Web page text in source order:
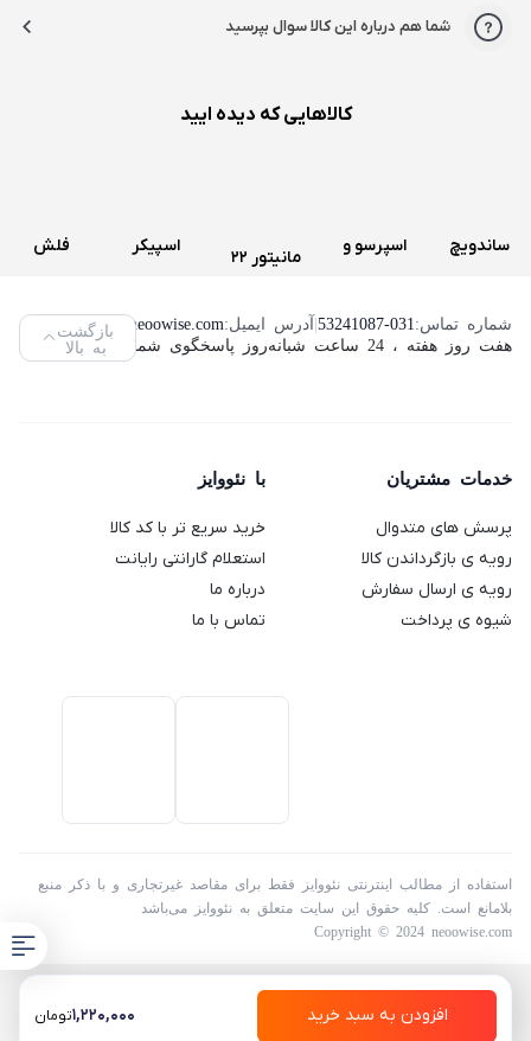
افزودن به سبد خرید 1,220,000تومان
شما هم درباره این کالا سوال بپرسید
کالاهایی که دیده ایید
ساندویچ
ساز کنوود
مدل
اسپرسو و
دولچه
Genio 2
مانیتور 22
مدل
اسپیکر
تسکو
مدل TS
فلش
ویکومن
مدل
شماره تماس: 53241087-031
|آدرس ایمیل:info@neoowise.com
هفت روز هفته ، 24 ساعت شبانه‌روز پاسخگوی شما هستیم.
بازگشت
به بالا
خدمات مشتریان
پرسش های متدوال
رویه ی بازگرداندن کالا
رویه ی ارسال سفارش
شیوه ی پرداخت
با نئووایز
خرید سریع تر با کد کالا
استعلام گارانتی رایانت
درباره ما
تماس با ما
استفاده از مطالب اینترنتی نئووایز فقط برای مقاصد غیرتجاری و با ذکر منبع
بلامانع است. کلیه حقوق این سایت متعلق به نئووایز می‌باشد
Copyright © 2024 neoowise.com